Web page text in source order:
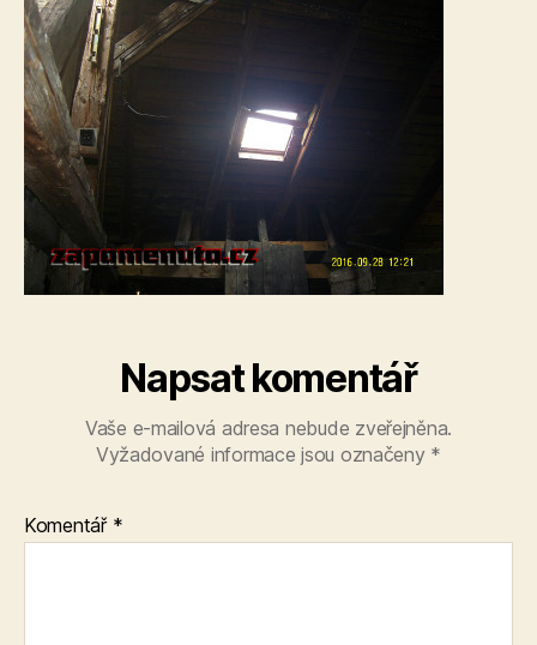
Napsat komentář
Vaše e-mailová adresa nebude zveřejněna.
Vyžadované informace jsou označeny *
Komentář *